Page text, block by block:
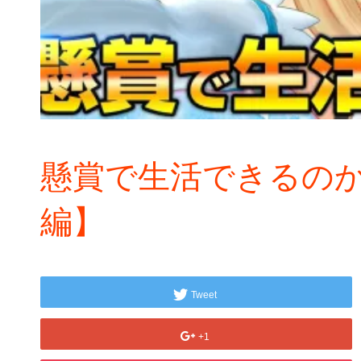
懸賞で生活できるの
編】
Tweet
+1